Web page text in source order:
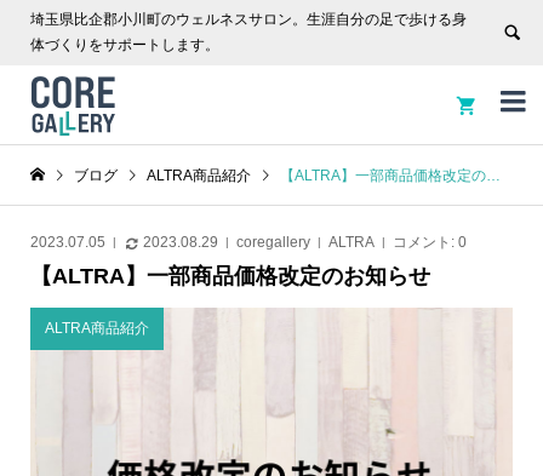
埼玉県比企郡小川町のウェルネスサロン。生涯自分の足で歩ける身
体づくりをサポートします。


ブログ ALTRA商品紹介 【ALTRA】一部商品価格改定のお知らせ
2023.07.05 2023.08.29 coregallery ALTRA コメント: 0
【ALTRA】一部商品価格改定のお知らせ
ALTRA商品紹介